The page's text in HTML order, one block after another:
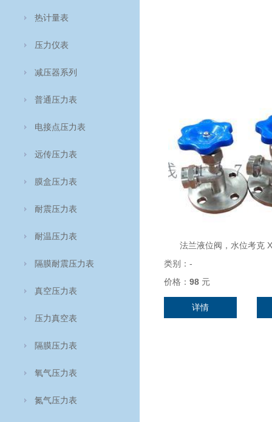
法兰液位阀，水位考克
类别： -
价格： 98 元
详情
热计量表
压力仪表
减压器系列
普通压力表
电接点压力表
远传压力表
膜盒压力表
耐震压力表
耐温压力表
隔膜耐震压力表
真空压力表
压力真空表
隔膜压力表
氧气压力表
氮气压力表